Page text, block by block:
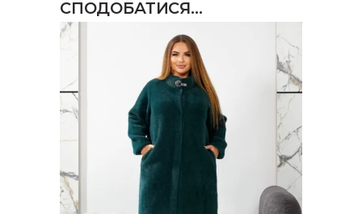
СПОДОБАТИСЯ…